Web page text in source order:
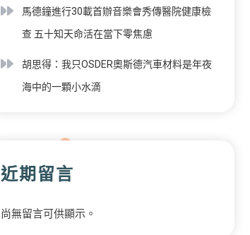
馬德鐘進行30載首辦音樂會秀傳醫院健康檢
查 五十知天命活在當下零焦慮
胡思得：我只OSDER奧斯德汽車材料是年夜
海中的一顆小水滴
近期留言
尚無留言可供顯示。